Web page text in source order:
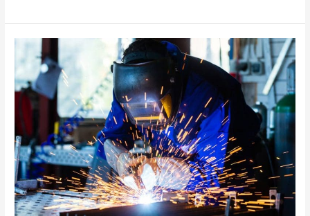
lettres
recommandées
facilement
depuis
chez
vous